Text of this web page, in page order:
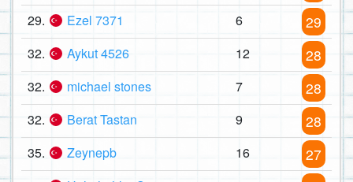
29. Ezel 7371 6 29
32. Aykut 4526 12 28
32. michael stones 7 28
32. Berat Tastan 9 28
35. Zeynepb 16 27